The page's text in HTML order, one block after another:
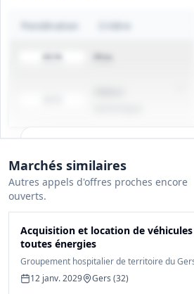
Pondération Critère
Prix
Gagnez du temps, toutes les
documents sont déjà analysées:
Créer mon compte et
Marchés similaires
Autres appels d'offres proches encore
ouverts.
Acquisition et location de véhicules
toutes énergies
Groupement hospitalier de territoire du
12 janv. 2029
Gers (32)